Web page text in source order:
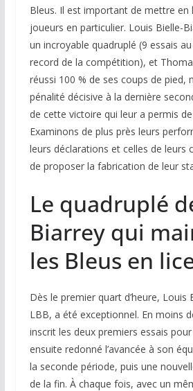
Bleus. Il est important de mettre en
joueurs en particulier. Louis Bielle-
un incroyable quadruplé (9 essais
record de la compétition), et
réussi 100 % de ses coups de pied,
pénalité décisive à la dernière
de cette victoire qui leur a permis
Examinons de plus près leurs
leurs déclarations et celles de leurs
de proposer la fabrication de leur
Le quadruplé
Biarrey qui
les Bleus en
Dès le premier quart d’heure, Louis
LBB, a été exceptionnel. En moins
inscrit les deux premiers essais
ensuite redonné l’avancée à son
la seconde période, puis une
de la fin. À chaque fois, avec un